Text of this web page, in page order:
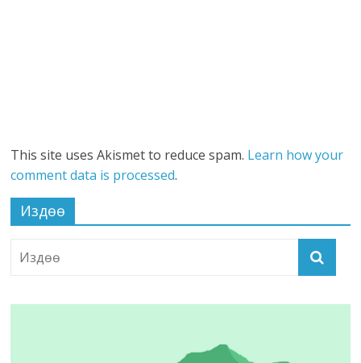
This site uses Akismet to reduce spam. Learn how your
comment data is processed.
Издөө